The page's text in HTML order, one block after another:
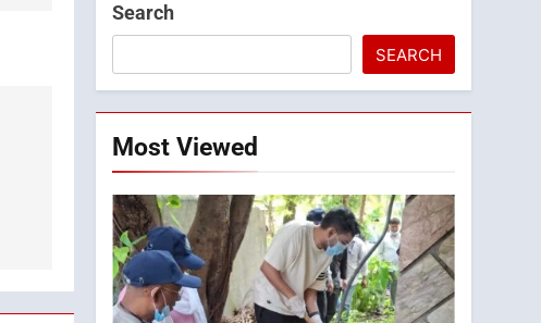
Search
SEARCH
Most Viewed